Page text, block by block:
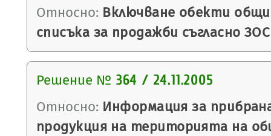
Относно: Включване обекти
списъка за продажби съгласно
Решение № 364 / 24.11.2005
Относно: Информация за
продукция на територията на